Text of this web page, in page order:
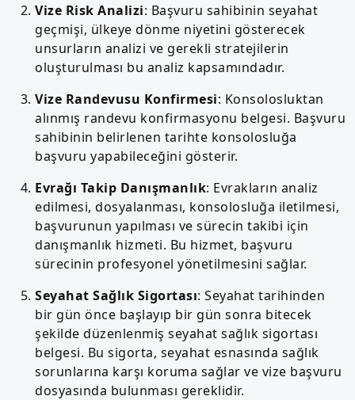
Vize Risk Analizi: Başvuru sahibinin seyahat
geçmişi, ülkeye dönme niyetini gösterecek
unsurların analizi ve gerekli stratejilerin
oluşturulması bu analiz kapsamındadır.
Vize Randevusu Konfirmesi: Konsolosluktan
alınmış randevu konfirmasyonu belgesi. Başvuru
sahibinin belirlenen tarihte konsolosluğa
başvuru yapabileceğini gösterir.
Evrağı Takip Danışmanlık: Evrakların analiz
edilmesi, dosyalanması, konsolosluğa iletilmesi,
başvurunun yapılması ve sürecin takibi için
danışmanlık hizmeti. Bu hizmet, başvuru
sürecinin profesyonel yönetilmesini sağlar.
Seyahat Sağlık Sigortası: Seyahat tarihinden
bir gün önce başlayıp bir gün sonra bitecek
şekilde düzenlenmiş seyahat sağlık sigortası
belgesi. Bu sigorta, seyahat esnasında sağlık
sorunlarına karşı koruma sağlar ve vize başvuru
dosyasında bulunması gereklidir.